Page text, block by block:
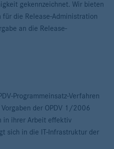
gekennzeichnet. Wir bieten
für die Release-Administration
an die Release-
Programmeinsatz-Verfahren
der OPDV 1/2006
in ihrer Arbeit effektiv
sich in die IT-Infrastruktur der